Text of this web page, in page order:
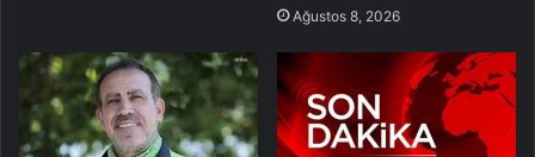
Ağustos 8, 2026